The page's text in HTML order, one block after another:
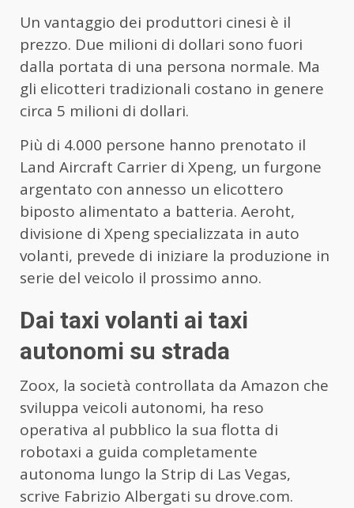
Un vantaggio dei produttori cinesi è il
prezzo. Due milioni di dollari sono fuori
dalla portata di una persona normale. Ma
gli elicotteri tradizionali costano in genere
circa 5 milioni di dollari.
Più di 4.000 persone hanno prenotato il
Land Aircraft Carrier di Xpeng, un furgone
argentato con annesso un elicottero
biposto alimentato a batteria. Aeroht,
divisione di Xpeng specializzata in auto
volanti, prevede di iniziare la produzione in
serie del veicolo il prossimo anno.
Dai taxi volanti ai taxi
autonomi su strada
Zoox, la società controllata da Amazon che
sviluppa veicoli autonomi, ha reso
operativa al pubblico la sua flotta di
robotaxi a guida completamente
autonoma lungo la Strip di Las Vegas,
scrive Fabrizio Albergati su drove.com.